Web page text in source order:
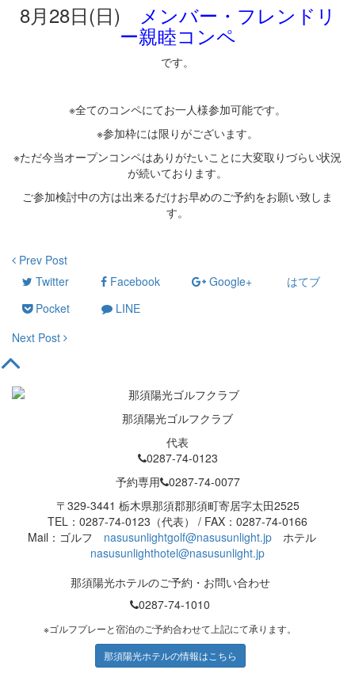
8月28日(日) メンバー・フレンドリ
ー親睦コンペ
です。
※全てのコンペにてお一人様参加可能です。
※参加枠には限りがございます。
※ただ今当オープンコンペはありがたいことに大変取りづらい状況
が続いております。
ご参加検討中の方は出来るだけお早めのご予約をお願い致しま
す。
Prev Post
Twitter
Facebook Google+
はてブ
Pocket
LINE
Next Post
那須陽光ゴルフクラブ
代表
0287-74-0123
予約専用 0287-74-0077
〒329-3441 栃木県那須郡那須町寄居字太田2525
TEL：0287-74-0123（代表） / FAX：0287-74-0166
Mail：ゴルフ nasusunlightgolf@nasusunlight.jp ホテル
nasusunlighthotel@nasusunlight.jp
那須陽光ホテルのご予約・お問い合わせ
0287-74-1010
※ゴルフプレーと宿泊のご予約合わせて上記にて承ります。
那須陽光ホテルの情報はこちら